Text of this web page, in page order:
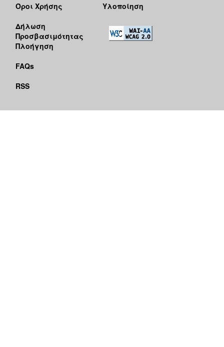
Όροι Χρήσης
Δήλωση
Προσβασιμότητας
Πλοήγηση
FAQs
RSS
Υλοποίηση